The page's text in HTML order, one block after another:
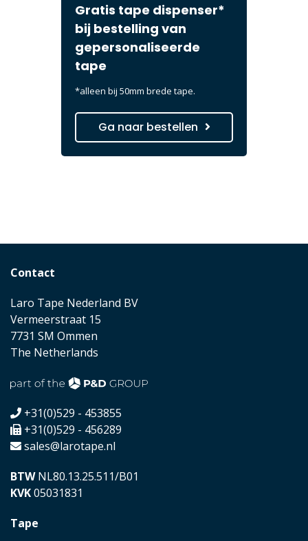
Gratis tape dispenser*
bij bestelling van
gepersonaliseerde
tape
*alleen bij 50mm brede tape.
Ga naar bestellen
Contact
Laro Tape Nederland BV
Vermeerstraat 15
7731 SM Ommen
The Netherlands
+31(0)529 - 453855
+31(0)529 - 456289
sales@larotape.nl
BTWNL80.13.25.511/B01
KVK05031831
Tape